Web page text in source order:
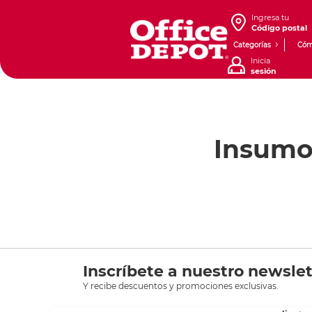
Ingresa tu
Código postal
Categorías
Inicia
sesión
Inscríbete a nuestro
Y recibe descuentos y promociones exclusivas.